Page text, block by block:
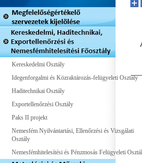
Kereskedelmi Osztály
Idegenforgalmi és Közraktározás-felügyeleti Osztály
Haditechnikai Osztály
Exportellenőrzési Osztály
Paks II projekt
Nemesfém Nyilvántartási, Ellenőrzési és Vizsgálati
Osztály
Nemesfémhitelesítési és Pénzmosás Felügyeleti